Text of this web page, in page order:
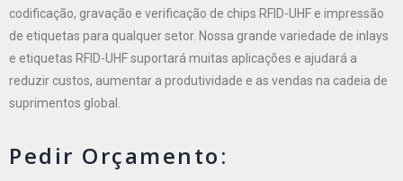
codificação, gravação e verificação de chips RFID-UHF e impressão
de etiquetas para qualquer setor. Nossa grande variedade de inlays
e etiquetas RFID-UHF suportará muitas aplicações e ajudará a
reduzir custos, aumentar a produtividade e as vendas na cadeia de
suprimentos global.
Pedir Orçamento: